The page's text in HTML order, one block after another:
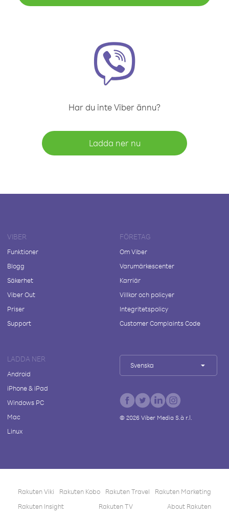
Har du inte Viber ännu?
Ladda ner nu
VIBER
Funktioner
Blogg
Säkerhet
Viber Out
Priser
Support
FÖRETAG
Om Viber
Varumärkescenter
Karriär
Villkor och policyer
Integritetspolicy
Customer Complaints Code
LADDA NER
Android
iPhone & iPad
Windows PC
Mac
Linux
Svenska
© 2026Viber Media S.à r.l.
Rakuten Viki Rakuten Kobo Rakuten Travel
Rakuten Marketing
Rakuten Insight
Rakuten TV About Rakuten